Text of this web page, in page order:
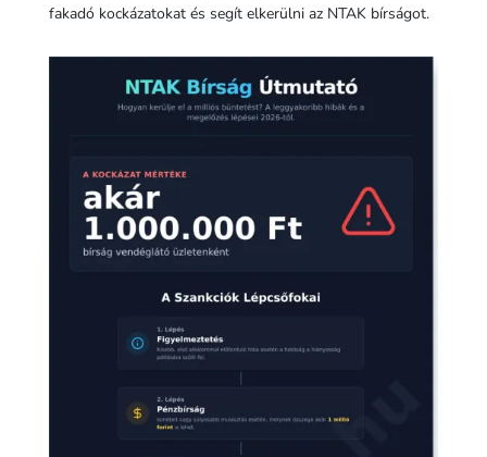
fakadó kockázatokat és segít elkerülni az NTAK bírságot.